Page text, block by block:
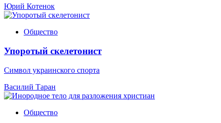
Юрий Котенок
Общество
Упоротый скелетонист
Символ украинского спорта
Василий Таран
Общество